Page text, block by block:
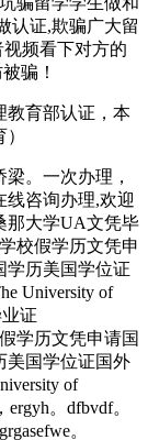
认证,欺骗广大留
频看下对方的
骗！
教育部认证，本
。一次办理，
咨询办理,欢迎
那大学UA文凭毕
校假学历文凭申
学历美国学位证
University of
证
学历文凭申请国
美国学位证国外
of
ergyh。dfbvdf。
。